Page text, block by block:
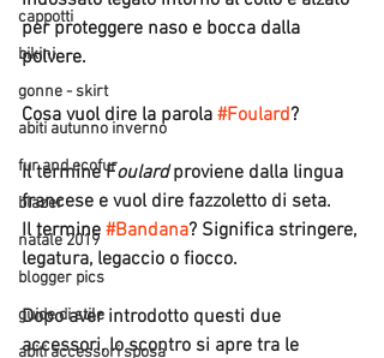
cappotti
bikini
gonne - skirt
abiti autunno inverno
fur and ecofur
blazer
natale 2019
blogger pics
guide di stile
abiti accessori sposa
per proteggere naso e bocca dalla
polvere.
Cosa vuol dire la parola #Foulard?
Il termine Foulard proviene dalla lingua
francese e vuol dire fazzoletto di seta.
Il termine #Bandana? Significa stringere,
legatura, legaccio o fiocco.
Dopo aver introdotto questi due
accessori, lo scontro si apre tra le